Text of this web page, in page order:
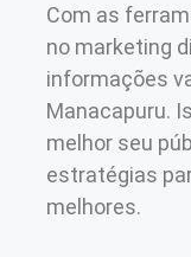
Com as
no marketing
informações
Manacapuru.
melhor seu
estratégias
melhores.